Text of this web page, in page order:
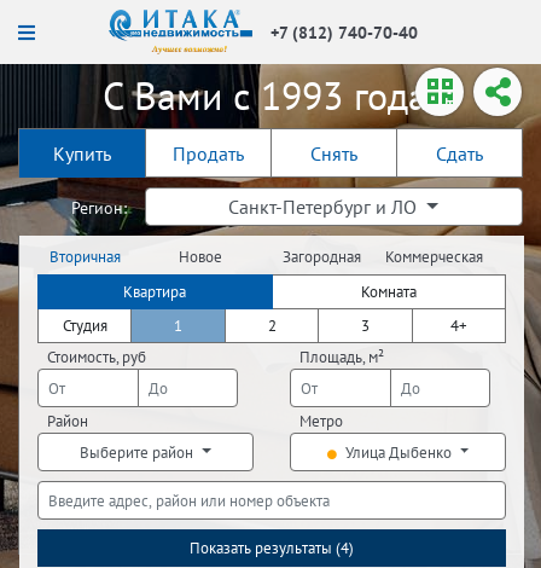
+7 (812) 740-70-40
С Вами с 1993 года!
Купить Продать Снять Сдать
Регион: Санкт-Петербург и ЛО
Вторичная
недвижимость
Новое
строительство
Загородная
недвижимость
Коммерческая
недвижимость
Квартира
Комната
Студия
1 2 3
4+
Стоимость, руб
Площадь, м²
Район
Выберите район
Метро
Улица Дыбенко
Показать результаты (4)